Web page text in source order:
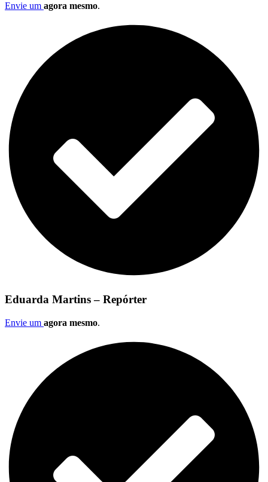
Envie um agora mesmo.
Eduarda Martins – Repórter
Envie um agora mesmo.